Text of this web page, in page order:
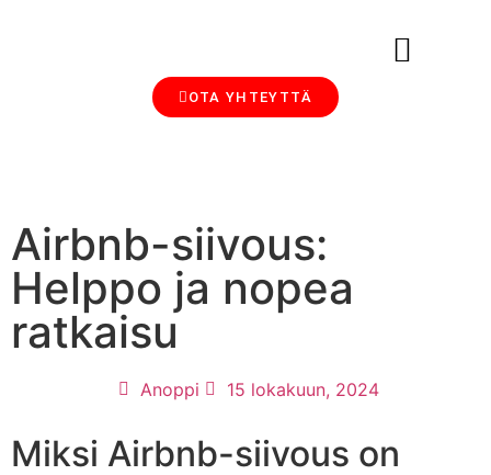
OTA YHTEYTTÄ
Airbnb-siivous:
Helppo ja nopea
ratkaisu
Anoppi 15 lokakuun, 2024
Miksi Airbnb-siivous on